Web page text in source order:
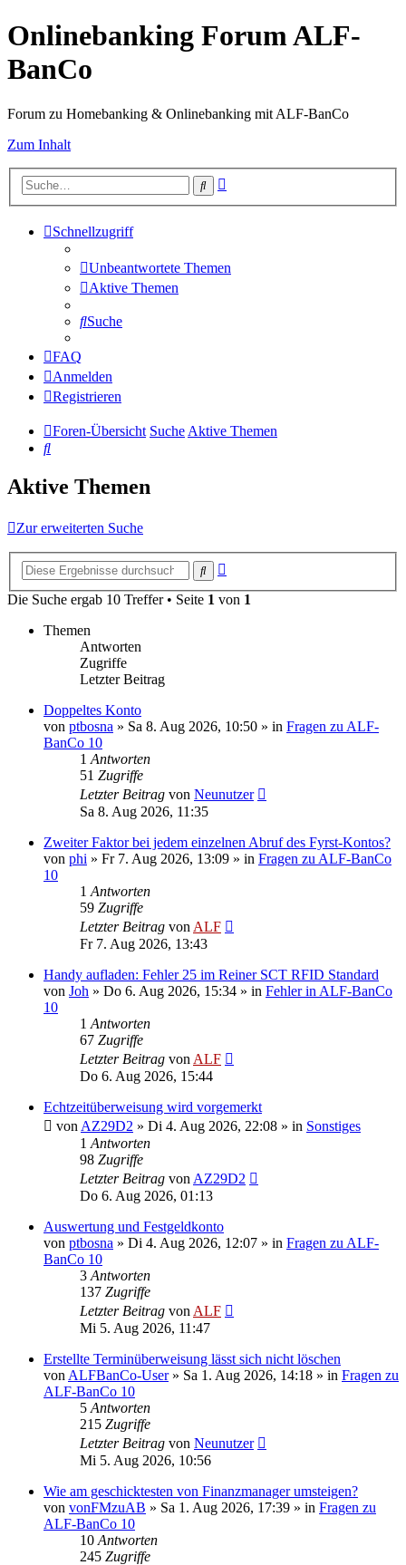
Onlinebanking Forum ALF-
BanCo
Forum zu Homebanking & Onlinebanking mit ALF-BanCo
Zum Inhalt
Suche
Schnellzugriff
Unbeantwortete Themen
Aktive Themen
Suche
FAQ
Anmelden
Registrieren
Foren-Übersicht SucheAktive Themen
Suche
Aktive Themen
Zur erweiterten Suche
Suche
Die Suche ergab 10 Treffer • Seite 1 von 1
Themen
Antworten
Zugriffe
Letzter Beitrag
Doppeltes Konto
von ptbosna » Sa 8. Aug 2026, 10:50 » in Fragen zu ALF-
BanCo 10
1 Antworten
51 Zugriffe
Letzter Beitrag von Neunutzer
Sa 8. Aug 2026, 11:35
Zweiter Faktor bei jedem einzelnen Abruf des Fyrst-Kontos?
von phi » Fr 7. Aug 2026, 13:09 » in Fragen zu ALF-BanCo
10
1 Antworten
59 Zugriffe
Letzter Beitrag von ALF
Fr 7. Aug 2026, 13:43
Handy aufladen: Fehler 25 im Reiner SCT RFID Standard
von Joh » Do 6. Aug 2026, 15:34 » in Fehler in ALF-BanCo
10
1 Antworten
67 Zugriffe
Letzter Beitrag von ALF
Do 6. Aug 2026, 15:44
Echtzeitüberweisung wird vorgemerkt
von AZ29D2 » Di 4. Aug 2026, 22:08 » in Sonstiges
1 Antworten
98 Zugriffe
Letzter Beitrag von AZ29D2
Do 6. Aug 2026, 01:13
Auswertung und Festgeldkonto
von ptbosna » Di 4. Aug 2026, 12:07 » in Fragen zu ALF-
BanCo 10
3 Antworten
137 Zugriffe
Letzter Beitrag von ALF
Mi 5. Aug 2026, 11:47
Erstellte Terminüberweisung lässt sich nicht löschen
von ALFBanCo-User» Sa 1. Aug 2026, 14:18 » in Fragen zu
ALF-BanCo 10
5 Antworten
215 Zugriffe
Letzter Beitrag von Neunutzer
Mi 5. Aug 2026, 10:56
Wie am geschicktesten von Finanzmanager umsteigen?
von vonFMzuAB » Sa 1. Aug 2026, 17:39 » in Fragen zu
ALF-BanCo 10
10 Antworten
245 Zugriffe